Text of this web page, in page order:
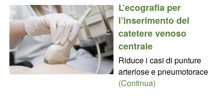
L’ecografia per
l’inserimento del
catetere venoso
centrale
Riduce i casi di punture
arteriose e pneumotorace
(Continua)